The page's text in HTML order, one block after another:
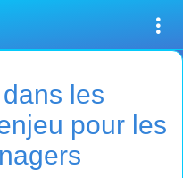
dans les
pour les